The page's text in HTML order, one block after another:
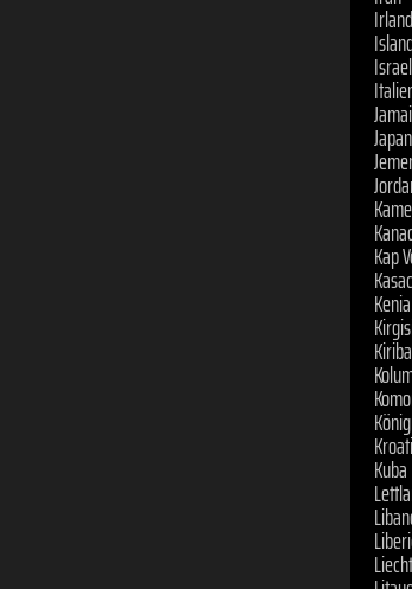
Irland
Israel
Japan
Kap
Kenia
Kuba